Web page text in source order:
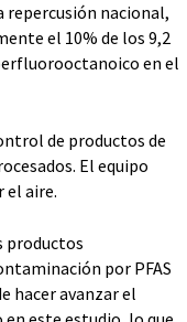
repercusión nacional,
el 10% de los 9,2
en el
de productos de
El equipo
el aire.
productos
por PFAS
hacer avanzar el